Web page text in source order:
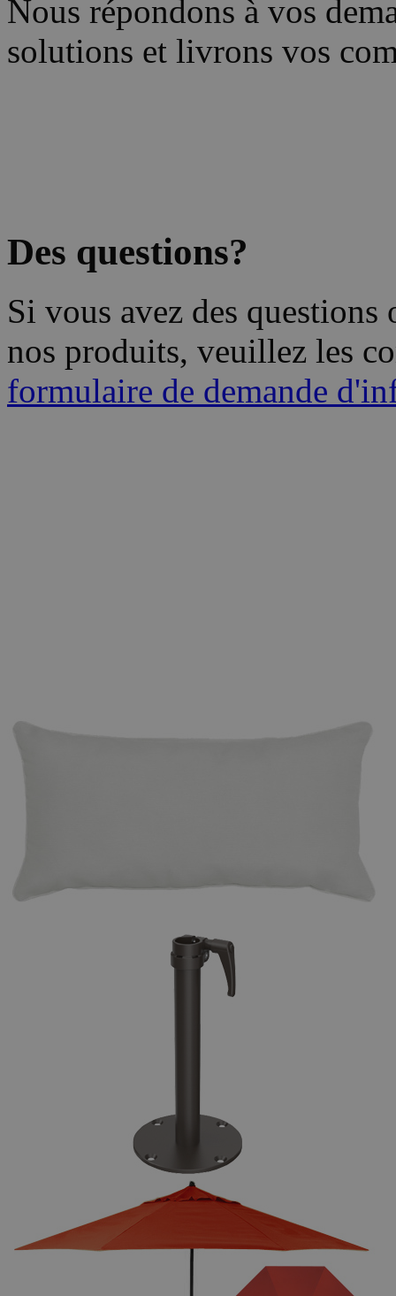
Nous répondons à vos
solutions et livrons vos
Des questions?
Si vous avez des questions
nos produits, veuillez les
formulaire de demande